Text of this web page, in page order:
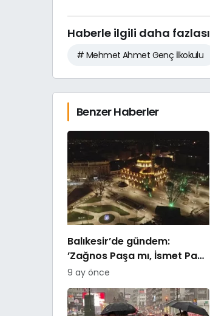
Haberle ilgili daha
# Mehmet Ahmet Genç İlkokulu
Benzer Haberler
Balıkesir’de gündem:
’Zağnos Paşa mı, İsmet Paşa
mı
9 ay önce